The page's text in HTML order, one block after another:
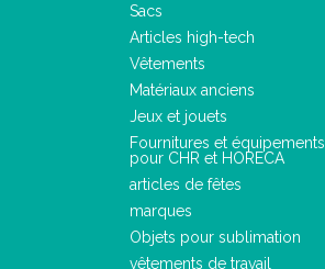
Sacs
Articles high-tech
Vêtements
Matériaux anciens
Jeux et jouets
Fournitures et équipements
pour CHR et HORECA
articles de fêtes
marques
Objets pour sublimation
vêtements de travail